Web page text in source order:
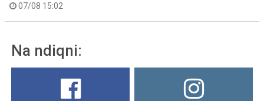
07/08 15:02
Na ndiqni: